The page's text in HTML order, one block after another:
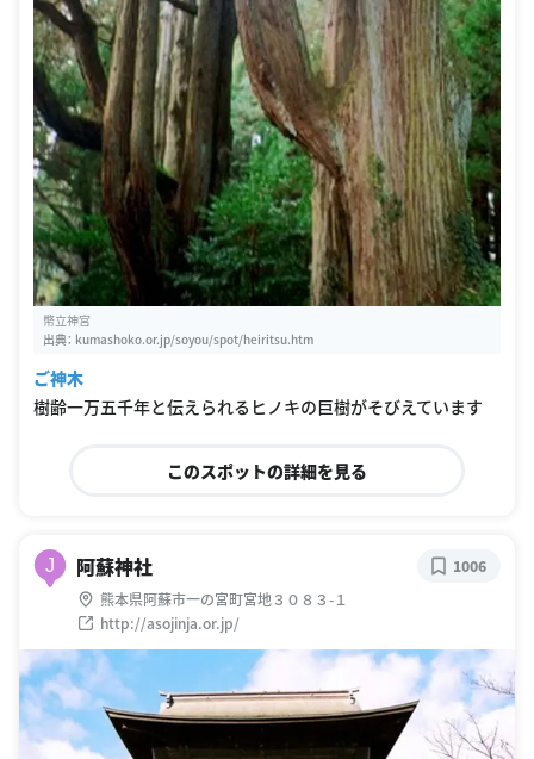
幣立神宮
出典： kumashoko.or.jp/soyou/spot/heiritsu.htm
ご神木
樹齢一万五千年と伝えられるヒノキの巨樹がそびえています
このスポットの詳細を見る
J 阿蘇神社
熊本県阿蘇市一の宮町宮地３０８３-１
http://asojinja.or.jp/
1006